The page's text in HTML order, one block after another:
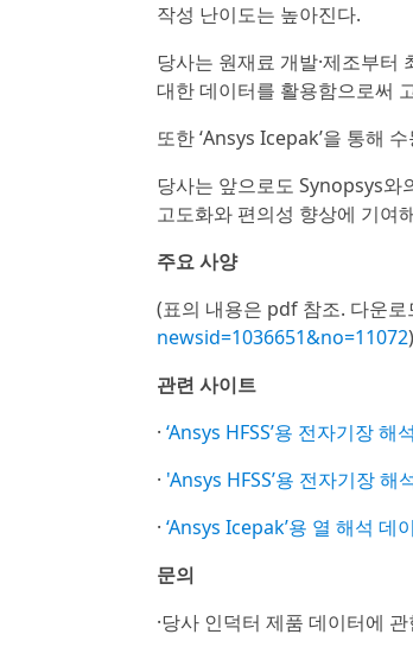
작성 난이도는 높아진다.
당사는 원재료 개발·제조부
대한 데이터를 활용함으로써
또한 ‘Ansys Icepak’을 통해
당사는 앞으로도 Synopsys와
고도화와 편의성 향상에 기여
주요 사양
(표의 내용은 pdf 참조. 다운로
newsid=1036651&no=11072)
관련 사이트
· ‘Ansys HFSS’용 전자기장 해
· 'Ansys HFSS’용 전자기장 해
· ‘Ansys Icepak’용 열 해석 데
문의
·당사 인덕터 제품 데이터에